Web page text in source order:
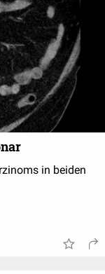
in beiden